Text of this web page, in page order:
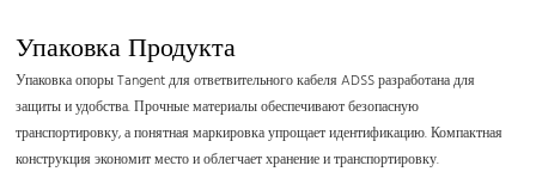
Упаковка Продукта
Упаковка опоры Tangent для ответвительного кабеля ADSS разработана для
защиты и удобства. Прочные материалы обеспечивают безопасную
транспортировку, а понятная маркировка упрощает идентификацию. Компактная
конструкция экономит место и облегчает хранение и транспортировку.